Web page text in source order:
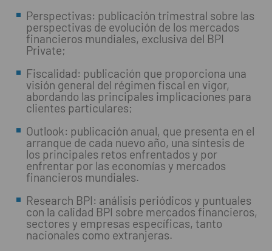
Perspectivas: publicación trimestral sobre las
perspectivas de evolución de los mercados
financieros mundiales, exclusiva del BPI
Private;
Fiscalidad: publicación que proporciona una
visión general del régimen fiscal en vigor,
abordando las principales implicaciones para
clientes particulares;
Outlook: publicación anual, que presenta en el
arranque de cada nuevo año, una síntesis de
los principales retos enfrentados y por
enfrentar por las economías y mercados
financieros mundiales.
Research BPI: análisis periódicos y puntuales
con la calidad BPI sobre mercados financieros,
sectores y empresas específicas, tanto
nacionales como extranjeras.